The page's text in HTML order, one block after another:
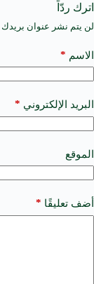
اترك ردّاً
لن يتم نشر عنوان بريدك
الاسم *
البريد الإلكتروني *
الموقع
أضف تعليقًا *
A
t
e
a
t
i
e
: